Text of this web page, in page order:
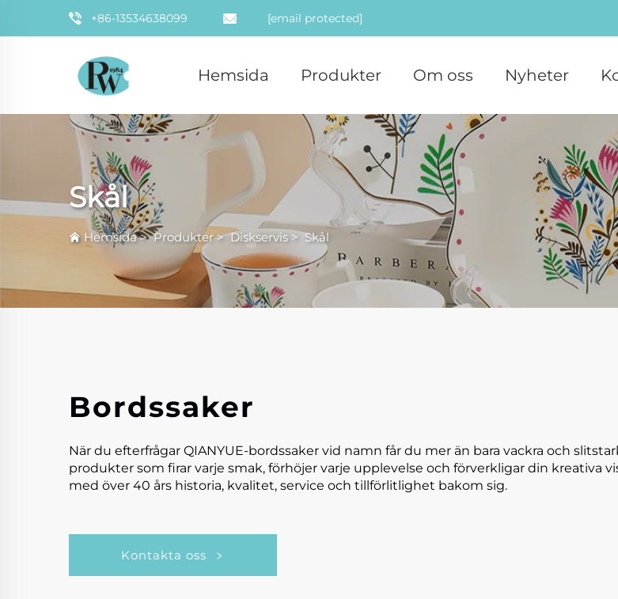
+86-13534638099 [email protected]
Hemsida Produkter Om oss Nyheter
Skål
Hemsida>Produkter>Diskservis>Skål
Bordssaker
När du efterfrågar QIANYUE-bordssaker vid namn får du mer än bara vackra och
produkter som firar varje smak, förhöjer varje upplevelse och förverkligar din kreativa
med över 40 års historia, kvalitet, service och tillförlitlighet bakom sig.
Kontakta oss